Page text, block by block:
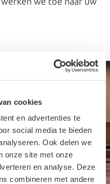
cookies
en advertenties te
social media te bieden
Ook delen we
onze site met onze
en analyse. Deze
combineren met andere